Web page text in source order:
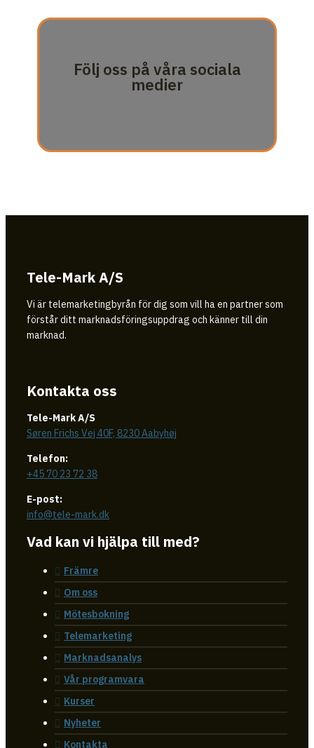
Följ oss på våra sociala
medier
Tele-Mark A/S
Vi är telemarketingbyrån för dig som vill ha en partner som
förstår ditt marknadsföringsuppdrag och känner till din
marknad.
Kontakta oss
Tele-Mark A/S
Søren Frichs Vej 40F, 8230 Aabyhøj
Telefon:
+45 70 23 72 38
E-post:
info@tele-mark.dk
Vad kan vi hjälpa till med?
Främre
Om oss
Mötesbokning
Telemarketing
Marknadsanalys
Vår programvara
Kurser
Nyheter
Kontakta